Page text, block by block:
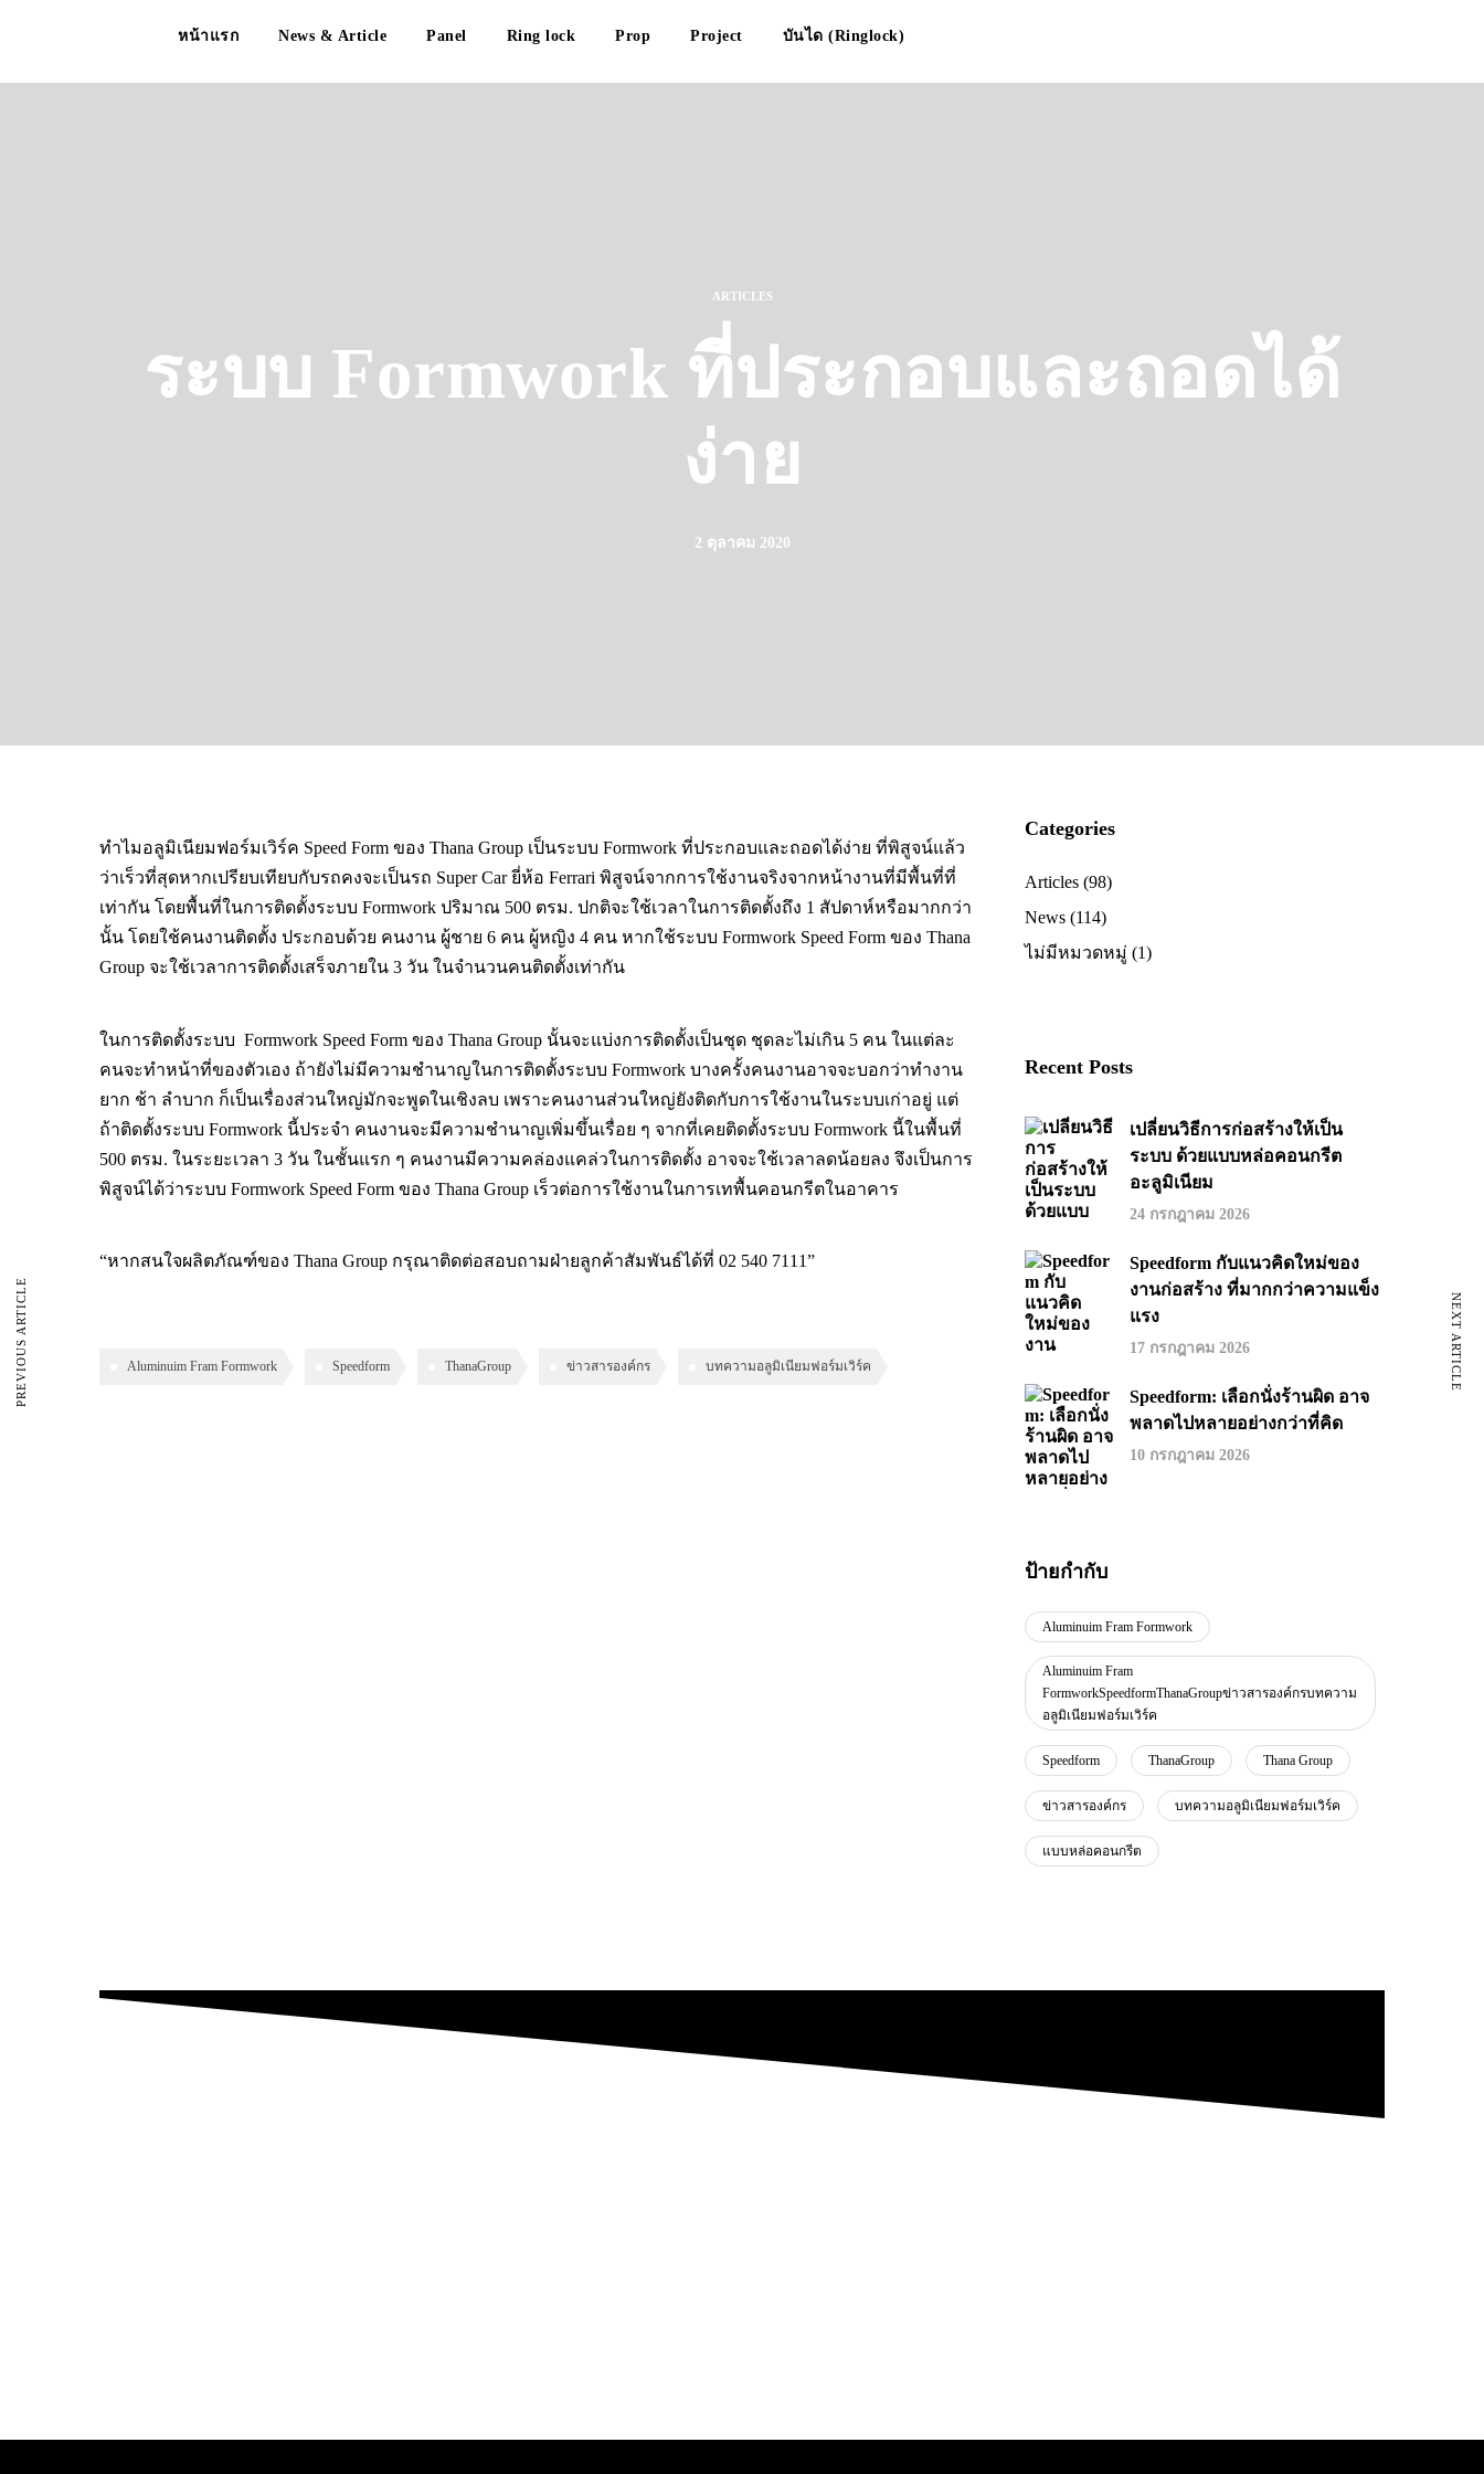
หน้าแรก News & Article Panel Ring lock Prop Project บันได (Ringlock)
ARTICLES
ระบบ Formwork ที่ประกอบและถอดได้
ง่าย
2 ตุลาคม 2020
ทำไมอลูมิเนียมฟอร์มเวิร์ค Speed Form ของ Thana Group เป็นระบบ Formwork ที่ประกอบและถอดได้ง่าย ที่พิสูจน์แล้ว
ว่าเร็วที่สุดหากเปรียบเทียบกับรถคงจะเป็นรถ Super Car ยี่ห้อ Ferrari พิสูจน์จากการใช้งานจริงจากหน้างานที่มีพื้นที่ที่
เท่ากัน โดยพื้นที่ในการติดตั้งระบบ Formwork ปริมาณ 500 ตรม. ปกติจะใช้เวลาในการติดตั้งถึง 1 สัปดาห์หรือมากกว่า
นั้น โดยใช้คนงานติดตั้ง ประกอบด้วย คนงาน ผู้ชาย 6 คน ผู้หญิง 4 คน หากใช้ระบบ Formwork Speed Form ของ Thana
Group จะใช้เวลาการติดตั้งเสร็จภายใน 3 วัน ในจำนวนคนติดตั้งเท่ากัน
ในการติดตั้งระบบ Formwork Speed Form ของ Thana Group นั้นจะแบ่งการติดตั้งเป็นชุด ชุดละไม่เกิน 5 คน ในแต่ละ
คนจะทำหน้าที่ของตัวเอง ถ้ายังไม่มีความชำนาญในการติดตั้งระบบ Formwork บางครั้งคนงานอาจจะบอกว่าทำงาน
ยาก ช้า ลำบาก ก็เป็นเรื่องส่วนใหญ่มักจะพูดในเชิงลบ เพราะคนงานส่วนใหญ่ยังติดกับการใช้งานในระบบเก่าอยู่ แต่
ถ้าติดตั้งระบบ Formwork นี้ประจำ คนงานจะมีความชำนาญเพิ่มขึ้นเรื่อย ๆ จากที่เคยติดตั้งระบบ Formwork นี้ในพื้นที่
500 ตรม. ในระยะเวลา 3 วัน ในชั้นแรก ๆ คนงานมีความคล่องแคล่วในการติดตั้ง อาจจะใช้เวลาลดน้อยลง จึงเป็นการ
พิสูจน์ได้ว่าระบบ Formwork Speed Form ของ Thana Group เร็วต่อการใช้งานในการเทพื้นคอนกรีตในอาคาร
“หากสนใจผลิตภัณฑ์ของ Thana Group กรุณาติดต่อสอบถามฝ่ายลูกค้าสัมพันธ์ได้ที่ 02 540 7111”
Aluminuim Fram Formwork Speedform ThanaGroup ข่าวสารองค์กร บทความอลูมิเนียมฟอร์มเวิร์ค
PREVIOUS ARTICLE NEXT ARTICLE
Categories
Articles (98)
News (114)
ไม่มีหมวดหมู่ (1)
Recent Posts
เปลี่ยนวิธีการก่อสร้างให้เป็น
ระบบ ด้วยแบบหล่อคอนกรีต
อะลูมิเนียม
24 กรกฎาคม 2026
Speedform กับแนวคิดใหม่ของ
งานก่อสร้าง ที่มากกว่าความแข็ง
แรง
17 กรกฎาคม 2026
Speedform: เลือกนั่งร้านผิด อาจ
พลาดไปหลายอย่างกว่าที่คิด
10 กรกฎาคม 2026
ป้ายกำกับ
Aluminuim Fram Formwork
Aluminuim Fram
FormworkSpeedformThanaGroupข่าวสารองค์กรบทความ
อลูมิเนียมฟอร์มเวิร์ค
Speedform ThanaGroup Thana Group
ข่าวสารองค์กร บทความอลูมิเนียมฟอร์มเวิร์ค
แบบหล่อคอนกรีต